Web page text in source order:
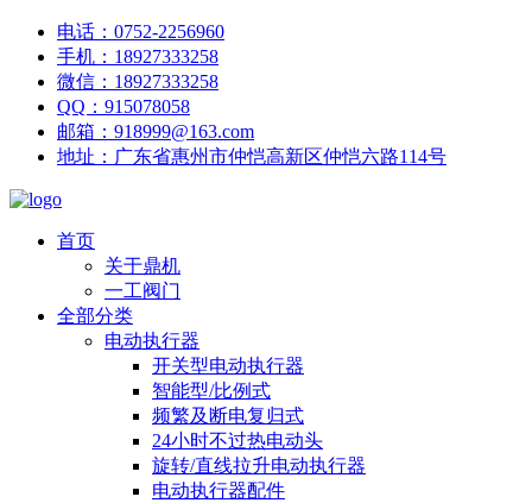
电话：0752-2256960
手机：18927333258
微信：18927333258
QQ：915078058
邮箱：918999@163.com
地址：广东省惠州市仲恺高新区仲恺六路114号
首页
关于鼎机
一工阀门
全部分类
电动执行器
开关型电动执行器
智能型/比例式
频繁及断电复归式
24小时不过热电动头
旋转/直线拉升电动执行器
电动执行器配件